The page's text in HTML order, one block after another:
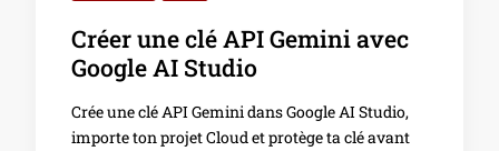
Créer une clé API Gemini avec
Google AI Studio
Crée une clé API Gemini dans Google AI Studio,
importe ton projet Cloud et protège ta clé avant